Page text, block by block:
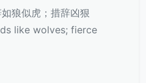
狼似虎；措辞凶狠
like wolves; fierce